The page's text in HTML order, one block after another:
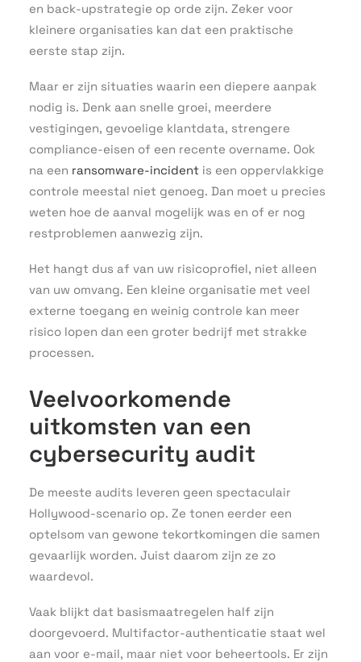
en back-upstrategie op orde zijn. Zeker voor
kleinere organisaties kan dat een praktische
eerste stap zijn.
Maar er zijn situaties waarin een diepere aanpak
nodig is. Denk aan snelle groei, meerdere
vestigingen, gevoelige klantdata, strengere
compliance-eisen of een recente overname. Ook
na een ransomware-incident is een oppervlakkige
controle meestal niet genoeg. Dan moet u precies
weten hoe de aanval mogelijk was en of er nog
restproblemen aanwezig zijn.
Het hangt dus af van uw risicoprofiel, niet alleen
van uw omvang. Een kleine organisatie met veel
externe toegang en weinig controle kan meer
risico lopen dan een groter bedrijf met strakke
processen.
Veelvoorkomende
uitkomsten van een
cybersecurity audit
De meeste audits leveren geen spectaculair
Hollywood-scenario op. Ze tonen eerder een
optelsom van gewone tekortkomingen die samen
gevaarlijk worden. Juist daarom zijn ze zo
waardevol.
Vaak blijkt dat basismaatregelen half zijn
doorgevoerd. Multifactor-authenticatie staat wel
aan voor e-mail, maar niet voor beheertools. Er zijn